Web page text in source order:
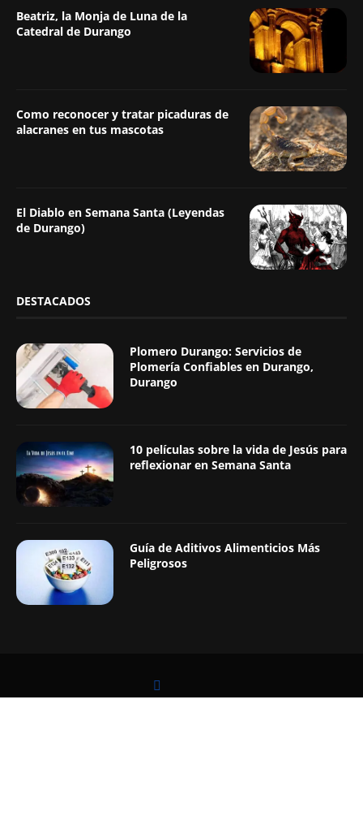
Beatriz, la Monja de Luna de la
Catedral de Durango
Como reconocer y tratar picaduras de
alacranes en tus mascotas
El Diablo en Semana Santa (Leyendas
de Durango)
DESTACADOS
Plomero Durango: Servicios de
Plomería Confiables en Durango,
Durango
10 películas sobre la vida de Jesús para
reflexionar en Semana Santa
Guía de Aditivos Alimenticios Más
Peligrosos